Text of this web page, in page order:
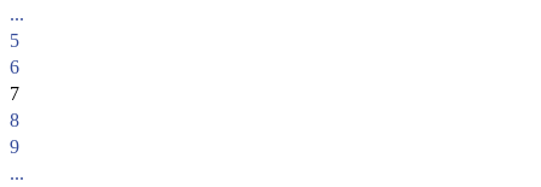
...
5
6
7
8
9
...